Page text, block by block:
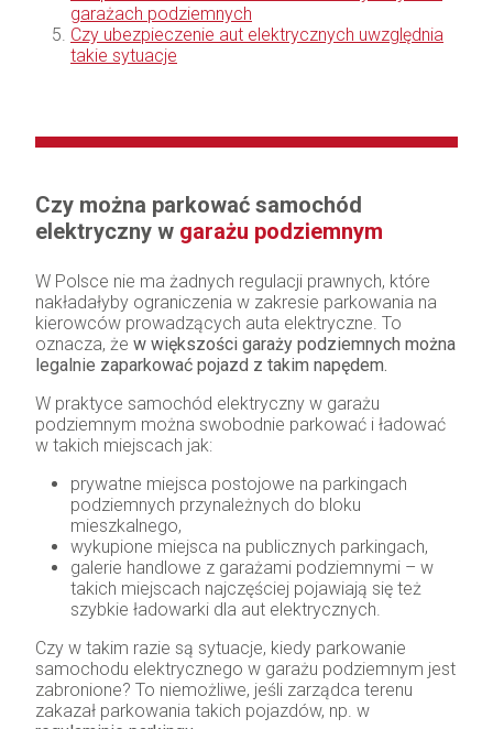
garażach podziemnych
Czy ubezpieczenie aut elektrycznych uwzględnia
takie sytuacje
Czy można parkować samochód
elektryczny w garażu podziemnym
W Polsce nie ma żadnych regulacji prawnych, które
nakładałyby ograniczenia w zakresie parkowania na
kierowców prowadzących auta elektryczne. To
oznacza, że w większości garaży podziemnych można
legalnie zaparkować pojazd z takim napędem.
W praktyce samochód elektryczny w garażu
podziemnym można swobodnie parkować i ładować
w takich miejscach jak:
prywatne miejsca postojowe na parkingach
podziemnych przynależnych do bloku
mieszkalnego,
wykupione miejsca na publicznych parkingach,
galerie handlowe z garażami podziemnymi – w
takich miejscach najczęściej pojawiają się też
szybkie ładowarki dla aut elektrycznych.
Czy w takim razie są sytuacje, kiedy parkowanie
samochodu elektrycznego w garażu podziemnym jest
zabronione? To niemożliwe, jeśli zarządca terenu
zakazał parkowania takich pojazdów, np. w